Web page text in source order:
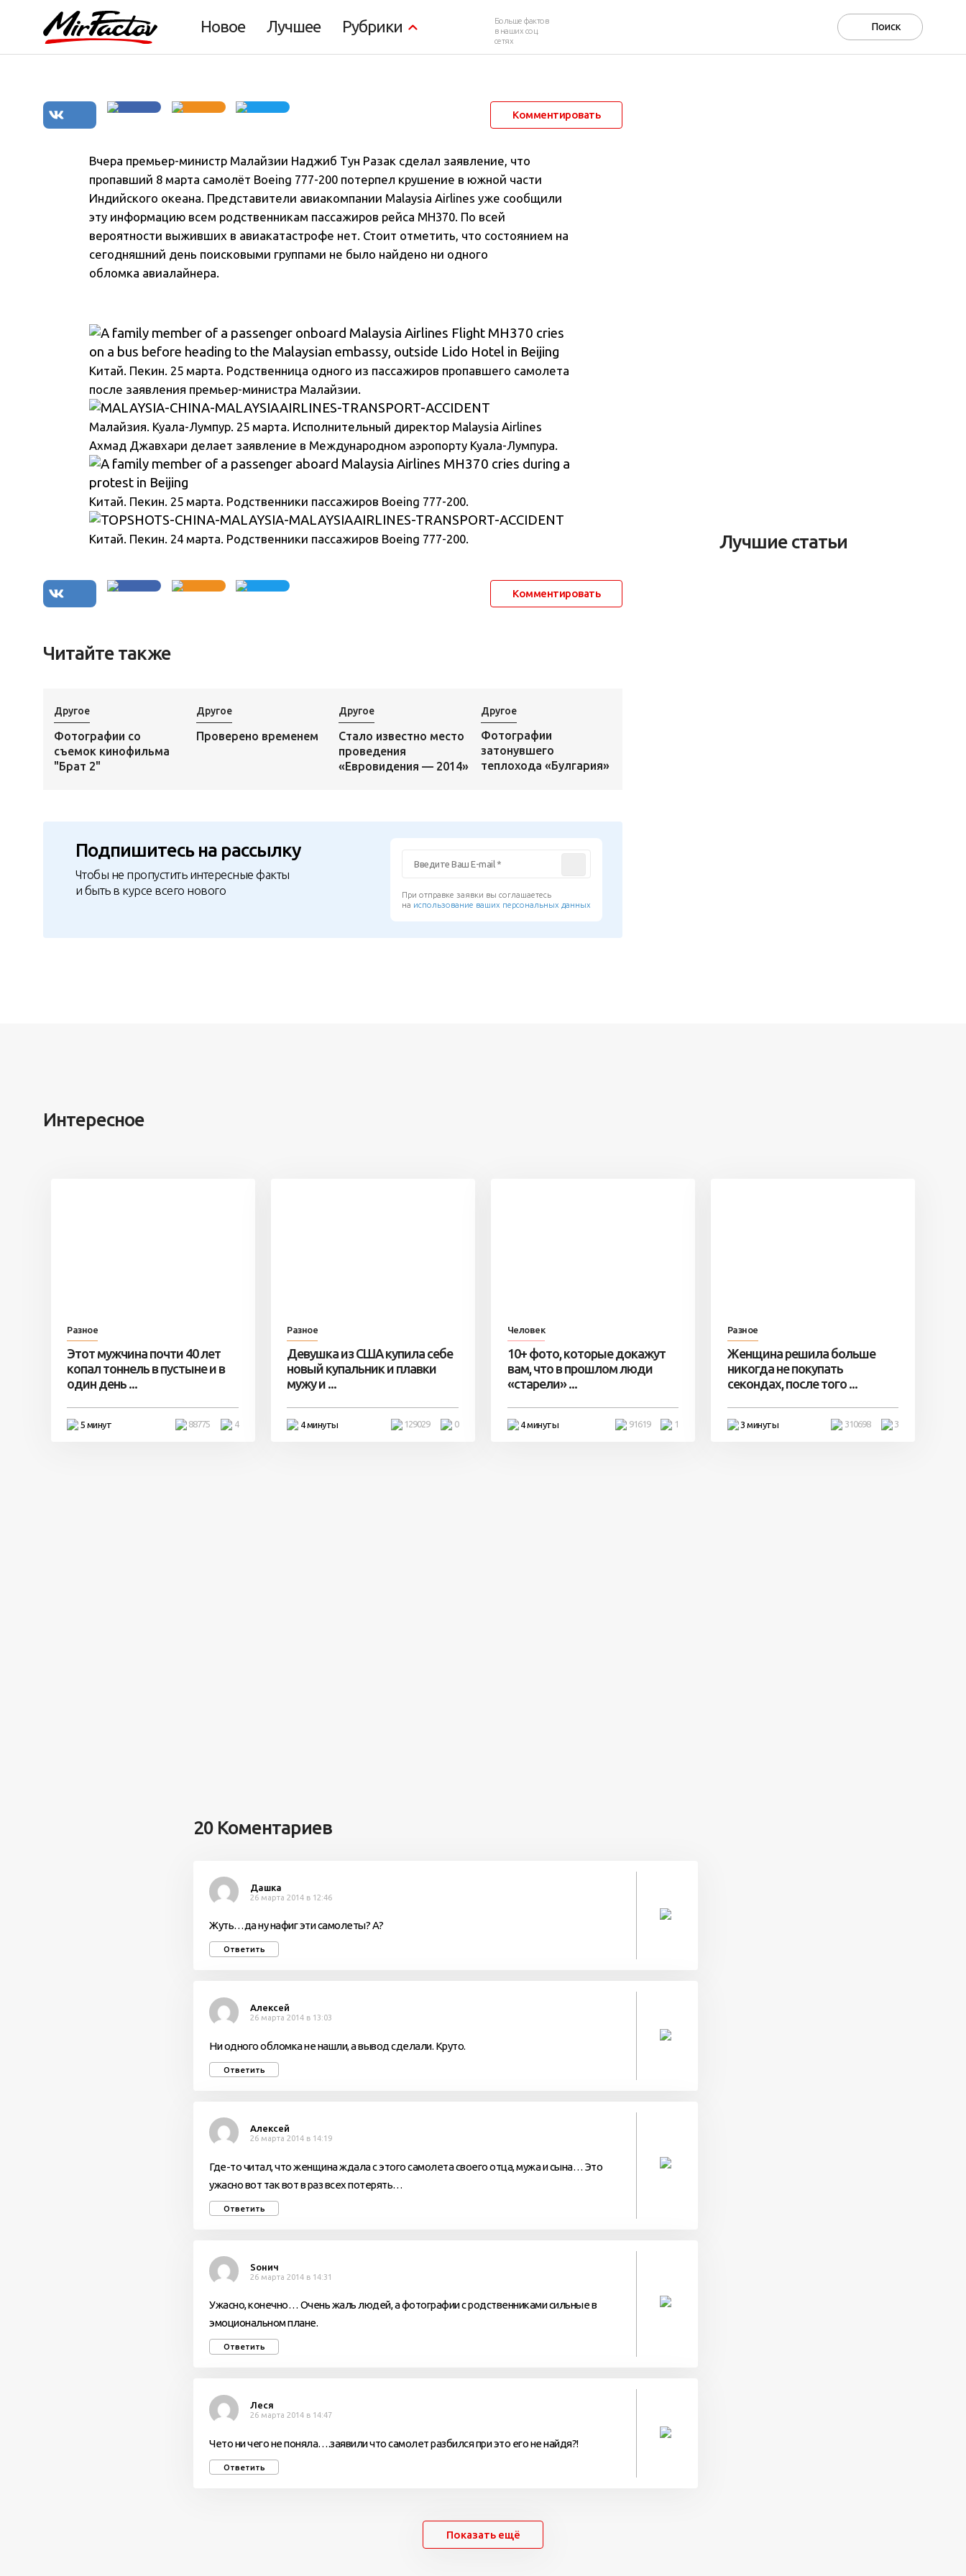
Новое Лучшее Рубрики
Больше фактов
в наших соц.
сетях
Комментировать
Вчера премьер-министр Малайзии Наджиб Тун Разак сделал заявление, что
пропавший 8 марта самолёт Boeing 777-200 потерпел крушение в южной части
Индийского океана . Представители авиакомпании Malaysia Airlines уже сообщили
эту информацию всем родственникам пассажиров рейса MH370. По всей
вероятности выживших в авиакатастрофе нет. Стоит отметить, что состоянием на
сегодняшний день поисковыми группами не было найдено ни одного
обломка авиалайнера.
Китай. Пекин. 25 марта. Родственница одного из пассажиров пропавшего самолета
после заявления премьер-министра Малайзии.
Малайзия. Куала-Лумпур. 25 марта. Исполнительный директор Malaysia Airlines
Ахмад Джавхари делает заявление в Международном аэропорту Куала-Лумпура.
Китай. Пекин. 25 марта. Родственники пассажиров Boeing 777-200.
Китай. Пекин. 24 марта. Родственники пассажиров Boeing 777-200.
Комментировать
Читайте также
Другое
Фотографии со
съемок кинофильма
"Брат 2"
Другое
Проверено временем
Другое
Стало известно место
проведения
«Евровидения — 2014»
Другое
Фотографии
затонувшего
теплохода «Булгария»
Подпишитесь на рассылку
Чтобы не пропустить интересные факты
и быть в курсе всего нового
При отправке заявки вы соглашаетесь
на использование ваших персональных данных
Лучшие статьи
Интересное
Разное
Этот мужчина почти 40 лет
копал тоннель в пустыне и в
один день ...
5 минут 4
88775
Разное
Девушка из США купила себе
новый купальник и плавки
мужу и ...
4 минуты 0
129029
Человек
10+ фото, которые докажут
вам, что в прошлом люди
«старели» ...
4 минуты 1
91619
Разное
Женщина решила больше
никогда не покупать
секондах, после того ...
3 минуты 3
310698
20 Коментариев
Дашка
26 марта 2014 в 12:46
Жуть…да ну нафиг эти самолеты? А?
Ответить
Алексей
26 марта 2014 в 13:03
Ни одного обломка не нашли, а вывод сделали. Круто.
Ответить
Алексей
26 марта 2014 в 14:19
Где-то читал, что женщина ждала с этого самолета своего отца, мужа и сына… Это
ужасно вот так вот в раз всех потерять…
Ответить
Soнич
26 марта 2014 в 14:31
Ужасно, конечно… Очень жаль людей, а фотографии с родственниками сильные в
эмоциональном плане.
Ответить
Леся
26 марта 2014 в 14:47
Чето ни чего не поняла….заявили что самолет разбился при это его не найдя?!
Ответить
Показать ещё